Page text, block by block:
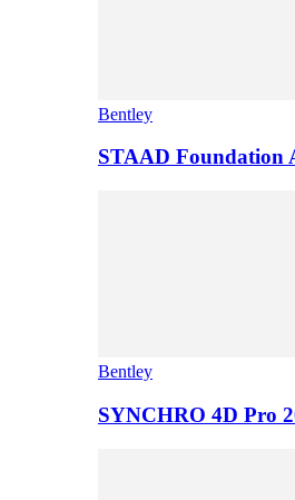
Bentley
STAAD Foundation
Bentley
SYNCHRO 4D Pro